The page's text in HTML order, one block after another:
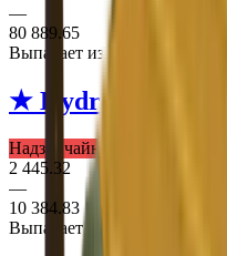
—
80 889.65
Выпадает из 2 кейсів
★ Hydra Gloves
Надзвичайне Рукавички
2 445.32
—
10 384.83
Выпадает из 2 кейсів